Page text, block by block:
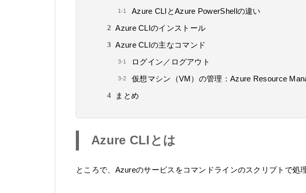
Azure CLIとAzure PowerShellの違い
Azure CLIのインストール
Azure CLIの主なコマンド
ログイン／ログアウト
仮想マシン（VM）の管理：Azure Resource
まとめ
Azure CLIとは
ところで、Azureのサービスをコマンドラインのスクリプトで処